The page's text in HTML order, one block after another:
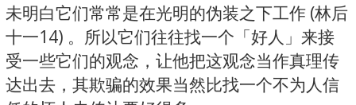
未明白它们常常是在光明的伪装之下工作 (林后
十一14) 。所以它们往往找一个「好人」来接
受一些它们的观念，让他把这观念当作真理传
达出去，其欺骗的效果当然比找一个不为人信